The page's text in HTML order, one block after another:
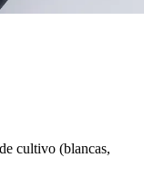
cultivo (blancas,